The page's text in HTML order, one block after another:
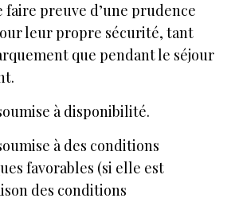
preuve d’une prudence
leur propre sécurité, tant
que pendant le séjour
à disponibilité.
à des conditions
favorables (si elle est
des conditions